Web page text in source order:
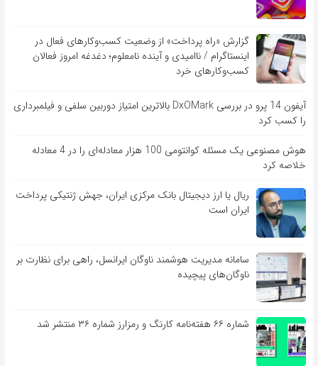
گزارش «راه پرداخت» از وضعیت کسب‌وکارهای فعال در
اینستاگرام / ناامیدی و آینده نامعلوم؛ دغدغه امروز فعالان
کسب‌وکارهای خرد
آیفون 14 پرو در بررسی DxOMark بالاترین امتیاز دوربین سلفی و فیلمبرداری
را کسب کرد
هوش مصنوعی یک مسئله کوانتومی 100 هزار معادله‌‎ای را در 4 معادله
خلاصه کرد
ریال یا ارز دیجیتال بانک مرکزی ایران، جهش ژنتیکی پرداخت
ایران است
سامانه مدیریت هوشمند ناوگان ایرانسل، راهی برای نظارت بر
ناوگان‌های پیچیده
شماره ۶۶ هفته‌نامه کارنگ و رمزارز شماره ۳۶ منتشر شد